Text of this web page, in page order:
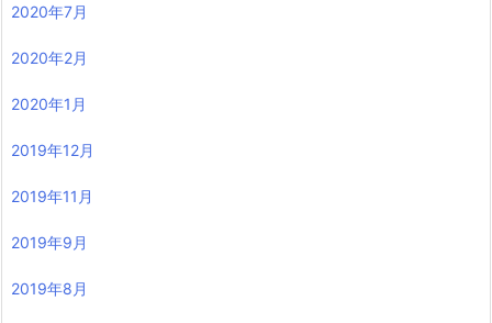
2020年7月
2020年2月
2020年1月
2019年12月
2019年11月
2019年9月
2019年8月